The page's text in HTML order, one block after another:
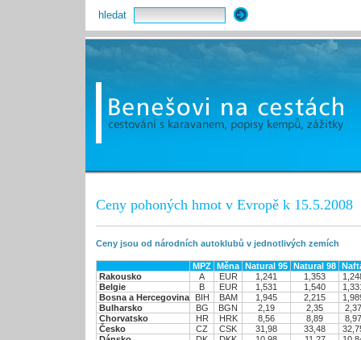
hledat
Ceny pohoných hmot v Evropě k 15.5.2008
Ceny jsou od národních autoklubů v jednotlivých zemích
MPZ Měna Natural 95 Natural 98
Rakousko
A EUR 1,241 1,353
Belgie
B EUR 1,531 1,540
Bosna a Hercegovina
BIH BAM 1,945 2,215
Bulharsko
BG BGN 2,19 2,35
2,37
Chorvatsko
HR HRK 8,56 8,89
8,97
Česko
CZ CSK 31,98 33,48